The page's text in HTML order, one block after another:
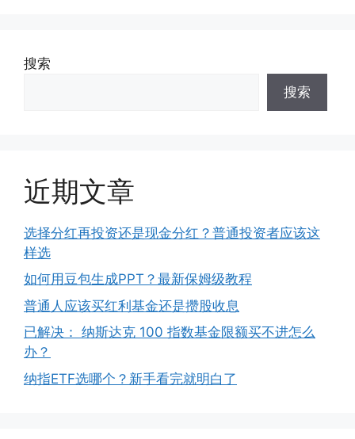
搜索
搜索
近期文章
选择分红再投资还是现金分红？普通投资者应该这
样选
如何用豆包生成PPT？最新保姆级教程
普通人应该买红利基金还是攒股收息
已解决： 纳斯达克 100 指数基金限额买不进怎么
办？
纳指ETF选哪个？新手看完就明白了